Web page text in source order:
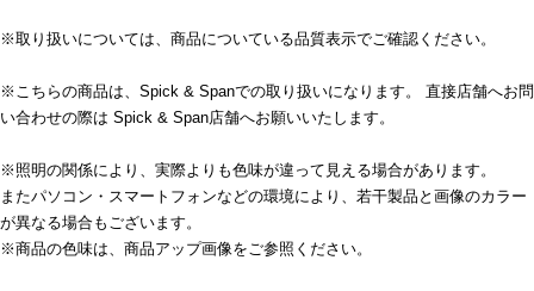
※取り扱いについては、商品についている品質表示でご確認ください。
※こちらの商品は、Spick & Spanでの取り扱いになります。 直接店舗へお問
い合わせの際は Spick & Span店舗へお願いいたします。
※照明の関係により、実際よりも色味が違って見える場合があります。
またパソコン・スマートフォンなどの環境により、若干製品と画像のカラー
が異なる場合もございます。
※商品の色味は、商品アップ画像をご参照ください。